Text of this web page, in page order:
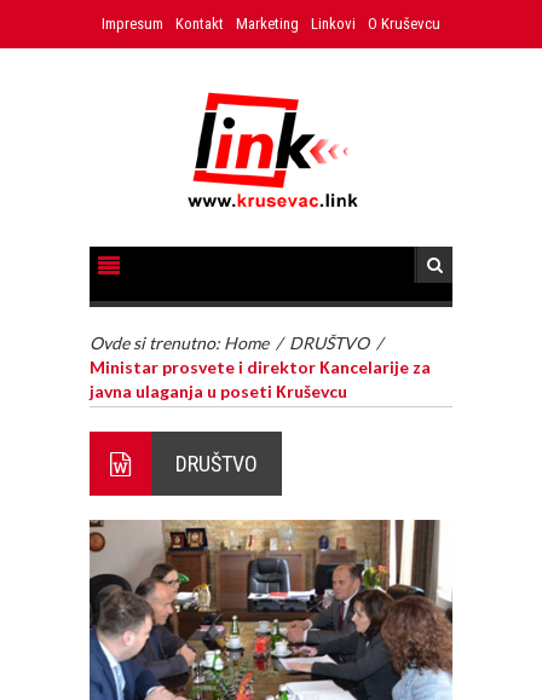
Impresum Kontakt Marketing Linkovi O Kruševcu
Ovde si trenutno: Home / DRUŠTVO /
Ministar prosvete i direktor Кancelarije za
javna ulaganja u poseti Кruševcu
DRUŠTVO